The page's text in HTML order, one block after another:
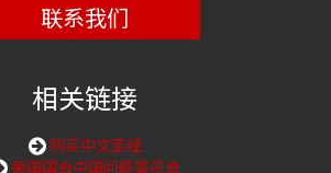
联系我们
相关链接
购买中文圣经
美国国会中国问题委员会